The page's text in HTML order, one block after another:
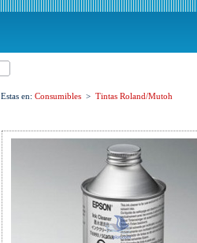
Estas en: Consumibles > Tintas Roland/Mutoh